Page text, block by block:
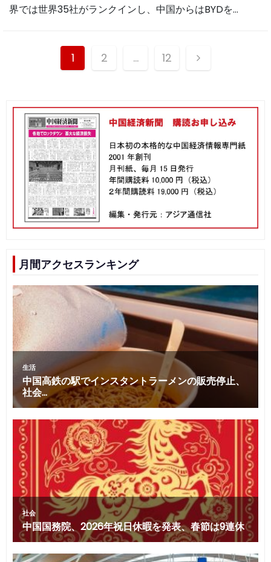
界では世界35社がランクインし、中国からはBYDを…
投
ナ
ビ
ゲ
ー
シ
ョ
1 2 … 12
月間アクセスランキング